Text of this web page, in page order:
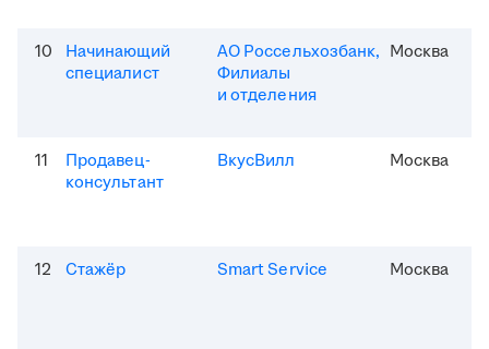
10
Начинающий
специалист
АО Россельхозбанк,
Филиалы
и отделения
Москва
11
Продавец-
консультант
ВкусВилл Москва
12 Стажёр Smart Service Москва